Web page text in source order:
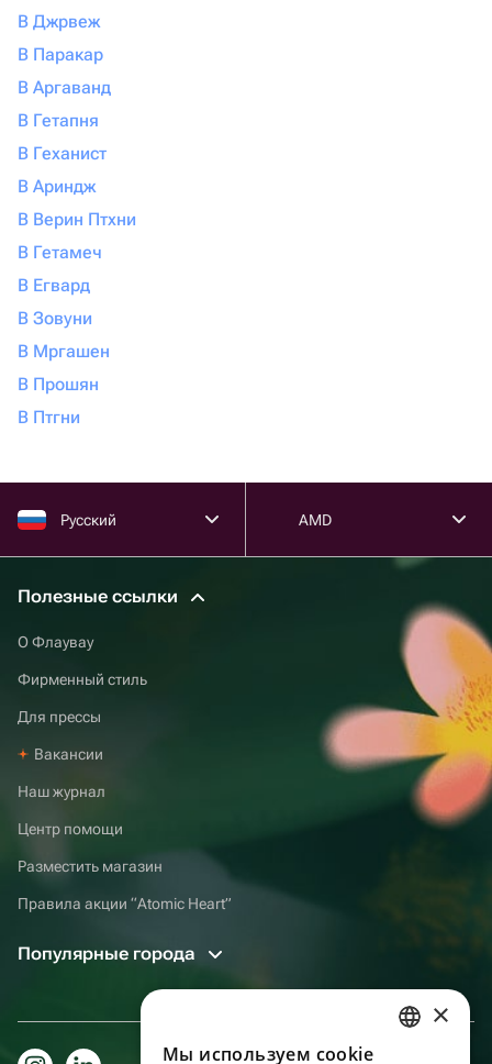
В Джрвеж
В Паракар
В Аргаванд
В Гетапня
В Геханист
В Ариндж
В Верин Птхни
В Гетамеч
В Егвард
В Зовуни
В Мргашен
В Прошян
В Птгни
Русский AMD
Полезные ссылки
О Флаувау
Фирменный стиль
Для прессы
Вакансии
Наш журнал
Центр помощи
Разместить магазин
Правила акции “Atomic Heart”
Популярные города
×
Мы используем сookie